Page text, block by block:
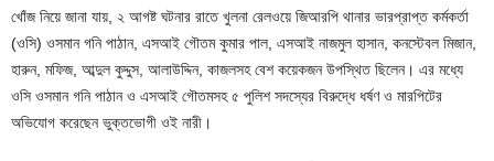
খোঁজ নিয়ে জানা যায়, ২ আগষ্ট ঘটনার রাতে খুলনা রেলওয়ে জিআরপি থানার ভারপ্রাপ্ত কর্মকর্তা
(ওসি) ওসমান গনি পাঠান, এসআই গৌতম কুমার পাল, এসআই নাজমুল হাসান, কনস্টেবল মিজান,
হারুন, মফিজ, আব্দুল কুদ্দুস, আলাউদ্দিন, কাজলসহ বেশ কয়েকজন উপস্থিত ছিলেন। এর মধ্যে
ওসি ওসমান গনি পাঠান ও এসআই গৌতমসহ ৫ পুলিশ সদস্যের বিরুদ্ধে ধর্ষণ ও মারপিটের
অভিযোগ করেছেন ভুক্তভোগী ওই নারী।